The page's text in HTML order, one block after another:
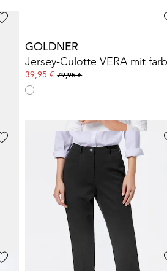
GOLDNER
39,95 €79,95 €
GOLDNER
Schmale Bengalinhose
79,95 €
+ 11